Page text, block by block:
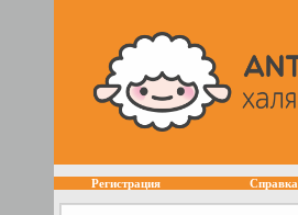
Регистрация Справка